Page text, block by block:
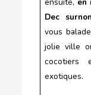
Dec
vous
jolie ville
cocotiers
exotiques.